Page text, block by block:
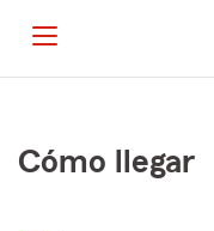
principal
Cómo llegar